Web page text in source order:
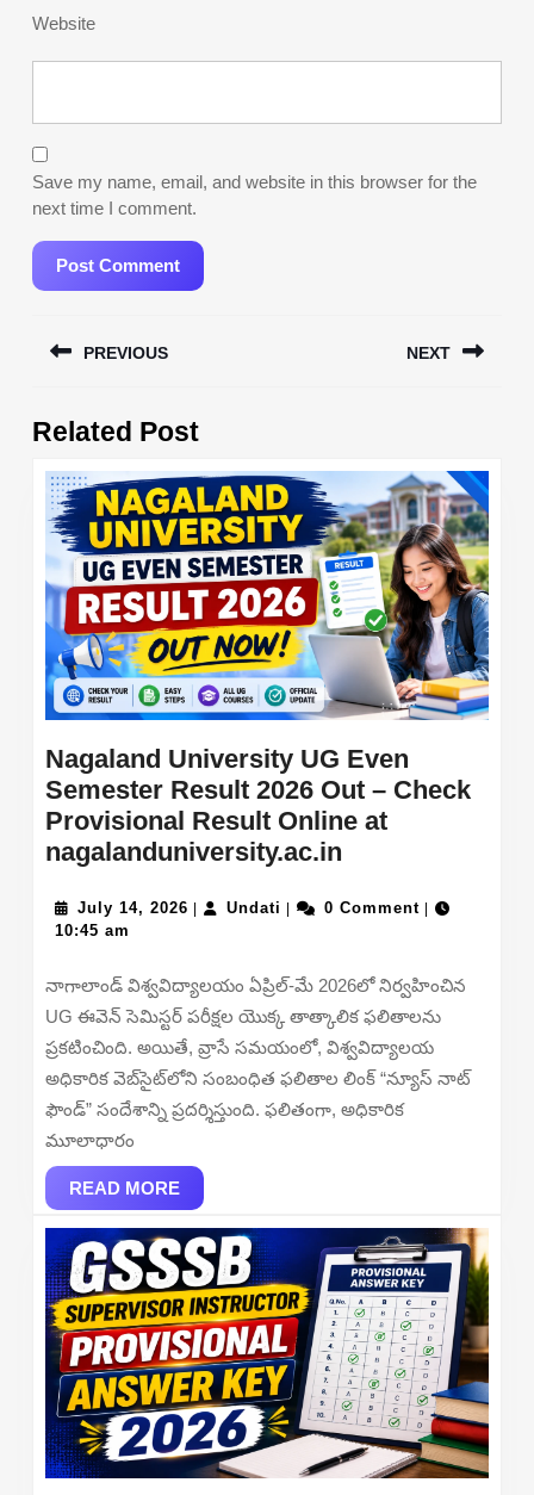
Website
Save my name, email, and website in this browser for the
next time I comment.
navigation
PREVIOUS
post:
NEXT
Related Post
Nagaland University UG Even
Semester Result 2026 Out – Check
Provisional Result Online at
nagalanduniversity.ac.in
UG
Semester
Result
2026
Out
–
Online
at
July 14, 2026 July
Undati Undati0 Comment
10:45 am
నాగాలాండ్ విశ్వవిద్యాలయం ఏప్రిల్-మే 2026లో నిర్వహించిన
UG ఈవెన్ సెమిస్టర్ పరీక్షల యొక్క తాత్కాలిక ఫలితాలను
ప్రకటించింది. అయితే, వ్రాసే సమయంలో, విశ్వవిద్యాలయ
అధికారిక వెబ్‌సైట్‌లోని సంబంధిత ఫలితాల లింక్ “న్యూస్ నాట్
ఫౌండ్” సందేశాన్ని ప్రదర్శిస్తుంది. ఫలితంగా, అధికారిక
మూలాధారం
READ MOREREAD
MORE